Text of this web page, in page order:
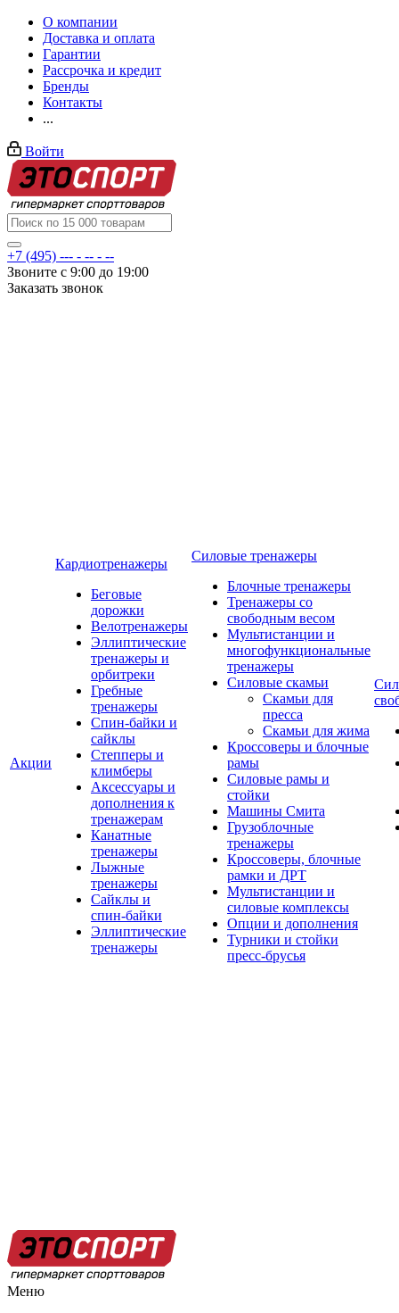
О компании
Доставка и оплата
Гарантии
Рассрочка и кредит
Бренды
Контакты
...
Войти
+7 (495) --- - -- - --
Звоните с 9:00 до 19:00
Заказать звонок
Акции
Кардиотренажеры
Беговые
дорожки
Велотренажеры
Эллиптические
тренажеры и
орбитреки
Гребные
тренажеры
Спин-байки и
сайклы
Степперы и
климберы
Аксессуары и
дополнения к
тренажерам
Канатные
тренажеры
Лыжные
тренажеры
Сайклы и
спин-байки
Эллиптические
тренажеры
Силовые тренажеры
Блочные тренажеры
Тренажеры со
свободным весом
Мультистанции и
многофункциональные
тренажеры
Силовые скамьи
Скамьи для
пресса
Скамьи для жима
Кроссоверы и блочные
рамы
Силовые рамы и
стойки
Машины Смита
Грузоблочные
тренажеры
Кроссоверы, блочные
рамки и ДРТ
Мультистанции и
силовые комплексы
Опции и дополнения
Турники и стойки
пресс-брусья
Меню